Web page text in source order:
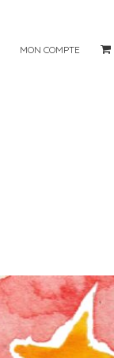
MON COMPTE